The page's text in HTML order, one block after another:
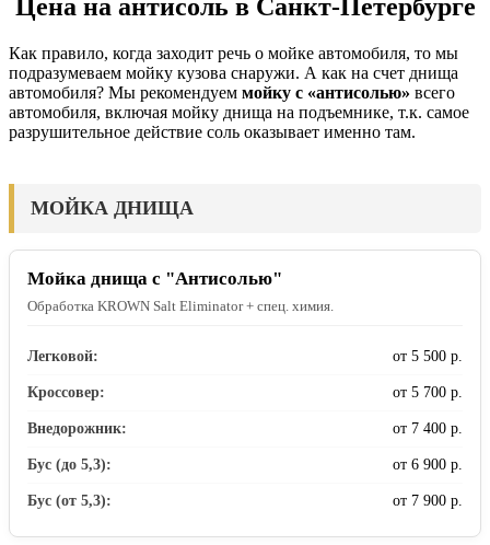
Цена на антисоль в Санкт-Петербурге
Как правило, когда заходит речь о мойке автомобиля, то мы
подразумеваем мойку кузова снаружи. А как на счет днища
автомобиля? Мы рекомендуем мойку с «антисолью» всего
автомобиля, включая мойку днища на подъемнике, т.к. самое
разрушительное действие соль оказывает именно там.
МОЙКА ДНИЩА
Мойка днища с "Антисолью"
Обработка KROWN Salt Eliminator + спец. химия.
Легковой: от 5 500 р.
Кроссовер: от 5 700 р.
Внедорожник: от 7 400 р.
Бус (до 5,3): от 6 900 р.
Бус (от 5,3): от 7 900 р.